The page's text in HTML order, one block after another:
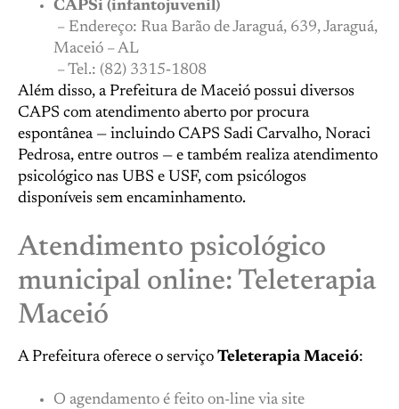
CAPSi (infantojuvenil)
– Endereço: Rua Barão de Jaraguá, 639, Jaraguá,
Maceió – AL
– Tel.: (82) 3315‑1808
Além disso, a Prefeitura de Maceió possui diversos
CAPS com atendimento aberto por procura
espontânea — incluindo CAPS Sadi Carvalho, Noraci
Pedrosa, entre outros — e também realiza atendimento
psicológico nas UBS e USF, com psicólogos
disponíveis sem encaminhamento.
Atendimento psicológico
municipal online: Teleterapia
Maceió
A Prefeitura oferece o serviço Teleterapia Maceió:
O agendamento é feito on-line via site